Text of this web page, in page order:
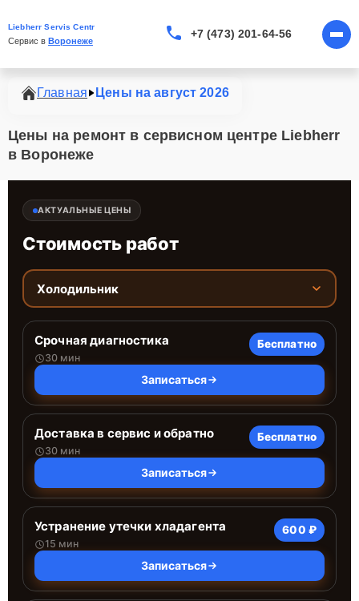
Liebherr Servis Centr
Сервис в Воронеже
+7 (473) 201-64-56
Главная Цены на август 2026
Цены на ремонт в сервисном центре Liebherr
в Воронеже
АКТУАЛЬНЫЕ ЦЕНЫ
Стоимость работ
Холодильник
Срочная диагностика
30 мин
Бесплатно
Записаться
Доставка в сервис и обратно
30 мин
Бесплатно
Записаться
Устранение утечки хладагента
15 мин
600 ₽
Записаться